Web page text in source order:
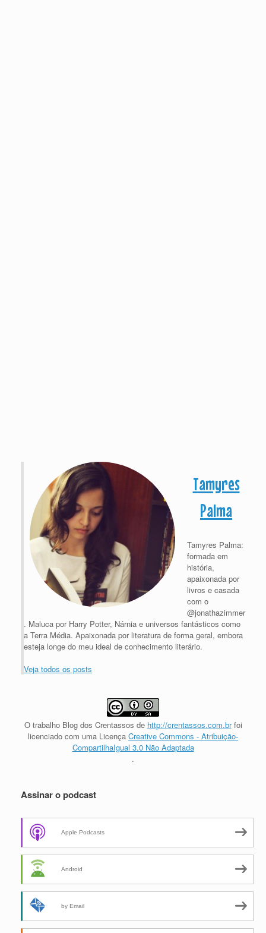
Tamyres
Palma
Tamyres Palma:
formada em
história,
apaixonada por
livros e casada
com o
@jonathazimmer
. Maluca por Harry Potter, Nárnia e universos fantásticos como
a Terra Média. Apaixonada por literatura de forma geral, embora
esteja longe do meu ideal de conhecimento literário.
Veja todos os posts
O trabalho Blog dos Crentassos de http://crentassos.com.brfoi
licenciado com uma Licença Creative Commons - Atribuição-
CompartilhaIgual 3.0 Não Adaptada
.
Assinar o podcast
Apple Podcasts
Android
by Email